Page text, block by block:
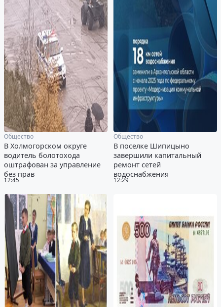
12:45
Общество
В Холмогорском округе
водитель болотохода
оштрафован за управление
без прав
12:29
Общество
В поселке Шипицыно
завершили капитальный
ремонт сетей
водоснабжения